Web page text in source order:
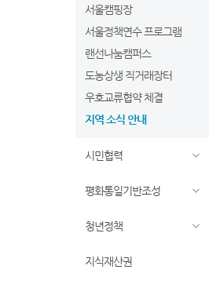
서울캠핑장
서울정책연수 프로그램
랜선나눔캠퍼스
도농상생 직거래장터
우호교류협약 체결
지역 소식 안내
시민협력
평화통일기반조성
청년정책
지식재산권